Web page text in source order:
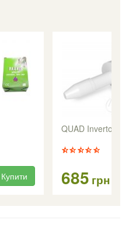
Купити
QUAD Inverto
685 грн